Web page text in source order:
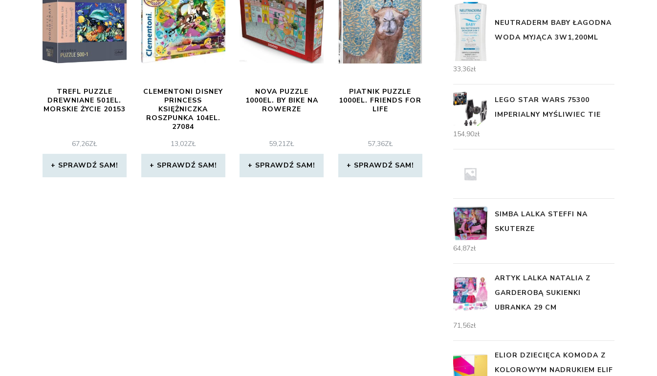
TREFL PUZZLE
DREWNIANE 501EL.
MORSKIE ŻYCIE 20153
67,26ZŁ
SPRAWDŹ SAM!
CLEMENTONI DISNEY
PRINCESS
KSIĘŻNICZKA
ROSZPUNKA 104EL.
27084
13,02ZŁ
SPRAWDŹ SAM!
NOVA PUZZLE
1000EL. BY BIKE NA
ROWERZE
59,21ZŁ
SPRAWDŹ SAM!
PIATNIK PUZZLE
1000EL. FRIENDS FOR
LIFE
57,36ZŁ
SPRAWDŹ SAM!
NEUTRADERM BABY ŁAGODNA
WODA MYJĄCA 3W1,200ML
33,36zł
LEGO STAR WARS 75300
IMPERIALNY MYŚLIWIEC TIE
154,90zł
SIMBA LALKA STEFFI NA
SKUTERZE
64,87zł
ARTYK LALKA NATALIA Z
GARDEROBĄ SUKIENKI
UBRANKA 29 CM
71,56zł
ELIOR DZIECIĘCA KOMODA Z
KOLOROWYM NADRUKIEM ELIF